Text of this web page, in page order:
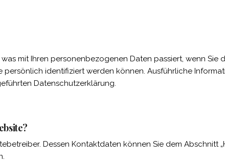
mit Ihren personenbezogenen Daten passiert, wenn Sie
identifiziert werden können. Ausführliche
Datenschutzerklärung.
Dessen Kontaktdaten können Sie dem Abschnitt